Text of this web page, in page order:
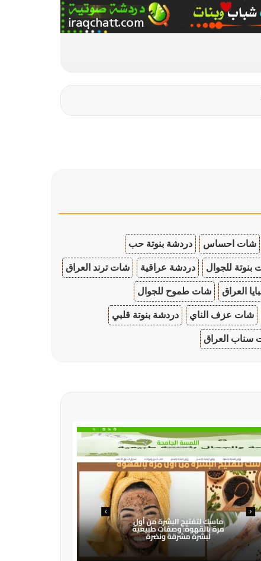
شات احساس دردشة بنوتة حب
بنوتة للجوال دردشة عراقية شات ترند العراق
العراق شات طموح للجوال
شات عزف الناي دردشة بنوتة قلبي
سناب العراق